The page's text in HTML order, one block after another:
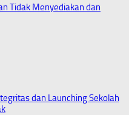
Tidak Menyediakan dan
dan Launching Sekolah